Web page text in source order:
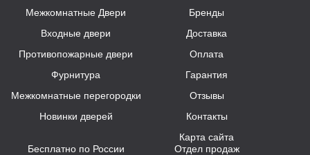
Межкомнатные Двери
Входные двери
Противопожарные двери
Фурнитура
Межкомнатные перегородки
Новинки дверей
Бренды
Доставка
Оплата
Гарантия
Отзывы
Контакты
Карта сайта
Бесплатно по России
Отдел продаж